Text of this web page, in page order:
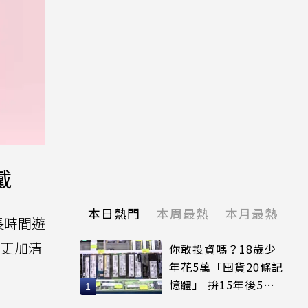
間遊
加清
本日熱門 本周最熱 本月最熱
你敢投資嗎？18歲少
年花5萬「囤貨20條記
憶體」 拚15年後5倍